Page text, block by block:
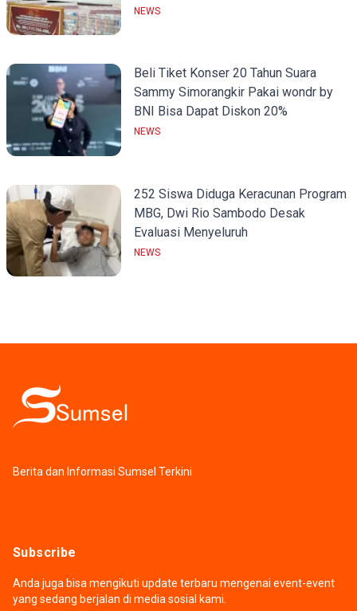
NEWS
Beli Tiket Konser 20 Tahun Suara
Sammy Simorangkir Pakai wondr by
BNI Bisa Dapat Diskon 20%
NEWS
252 Siswa Diduga Keracunan Program
MBG, Dwi Rio Sambodo Desak
Evaluasi Menyeluruh
NEWS
Berita dan Informasi Sumsel Terkini
Subscribe
Anda juga bisa mengikuti update terbaru mengenai event-event
yang sedang berjalan di media sosial kami.